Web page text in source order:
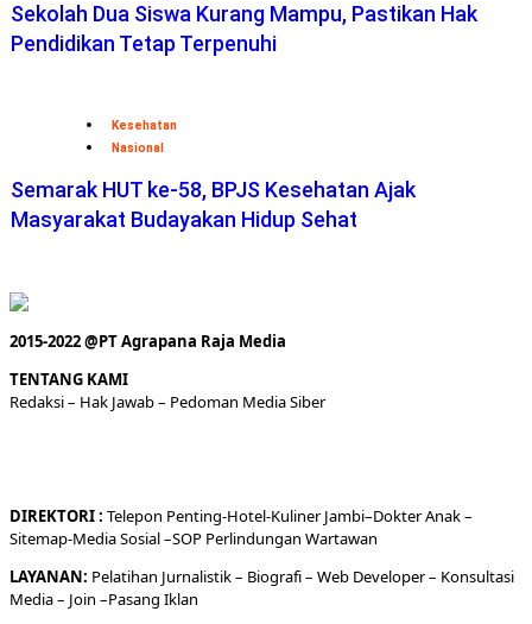
Sekolah Dua Siswa Kurang Mampu, Pastikan Hak
Pendidikan Tetap Terpenuhi
Kesehatan
Nasional
Semarak HUT ke-58, BPJS Kesehatan Ajak
Masyarakat Budayakan Hidup Sehat
2015-2022 @PT Agrapana Raja Media
TENTANG KAMI
Redaksi– Hak Jawab – Pedoman Media Siber
DIREKTORI: Telepon Penting-Hotel-KulinerJambi–DokterAnak –
Sitemap-Media Sosial –SOP Perlindungan Wartawan
LAYANAN: Pelatihan Jurnalistik – Biografi– Web Developer– Konsultasi
Media– Join –Pasang Iklan